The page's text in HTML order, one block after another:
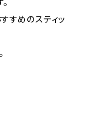
すめのスティッ